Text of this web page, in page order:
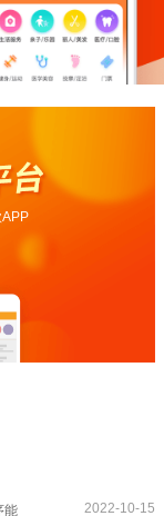
能 2022-10-15